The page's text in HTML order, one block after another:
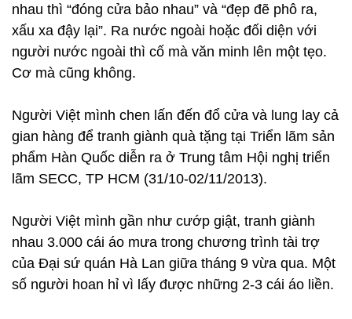
nhau thì “đóng cửa bảo nhau” và “đẹp đẽ phô ra,
xấu xa đậy lại”. Ra nước ngoài hoặc đối diện với
người nước ngoài thì cố mà văn minh lên một tẹo.
Cơ mà cũng không.
Người Việt mình chen lấn đến đổ cửa và lung lay cả
gian hàng để tranh giành quà tặng tại Triển lãm sản
phẩm Hàn Quốc diễn ra ở Trung tâm Hội nghị triển
lãm SECC, TP HCM (31/10-02/11/2013).
Người Việt mình gần như cướp giật, tranh giành
nhau 3.000 cái áo mưa trong chương trình tài trợ
của Đại sứ quán Hà Lan giữa tháng 9 vừa qua. Một
số người hoan hỉ vì lấy được những 2-3 cái áo liền.